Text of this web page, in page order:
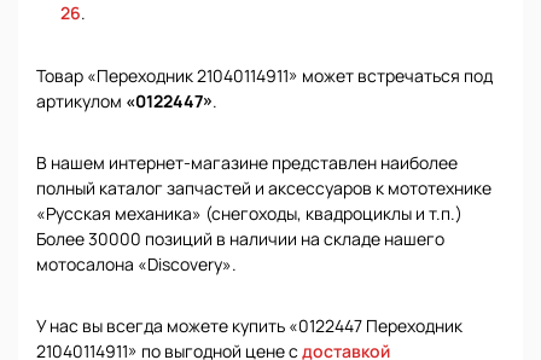
26.
Товар «Переходник 21040114911» может встречаться под
артикулом «0122447».
В нашем интернет-магазине представлен наиболее
полный каталог запчастей и аксессуаров к мототехнике
«Русская механика» (снегоходы, квадроциклы и т.п.)
Более 30000 позиций в наличии на складе нашего
мотосалона «Discovery».
У нас вы всегда можете купить «0122447 Переходник
21040114911» по выгодной цене с доставкой